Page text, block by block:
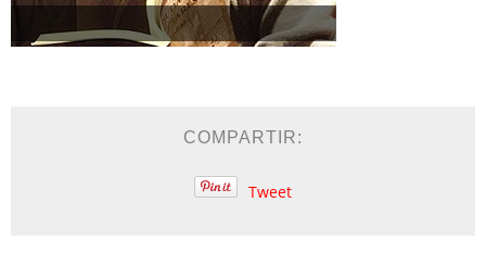
COMPARTIR:
Tweet